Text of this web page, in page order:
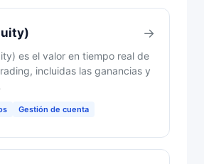
es el valor en tiempo real de
incluidas las ganancias y
Gestión de cuenta
→